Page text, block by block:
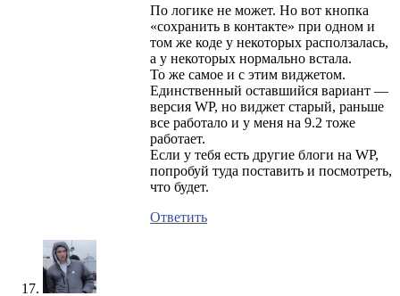
По логике не может. Но вот кнопка
«сохранить в контакте» при одном и
том же коде у некоторых расползалась,
а у некоторых нормально встала.
То же самое и с этим виджетом.
Единственный оставшийся вариант —
версия WP, но виджет старый, раньше
все работало и у меня на 9.2 тоже
работает.
Если у тебя есть другие блоги на WP,
попробуй туда поставить и посмотреть,
что будет.
Ответить